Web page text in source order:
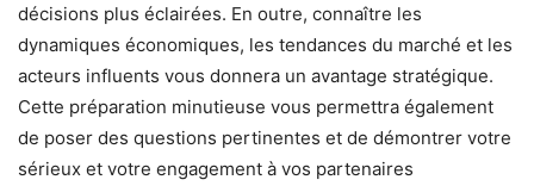
décisions plus éclairées. En outre, connaître les
dynamiques économiques, les tendances du marché et les
acteurs influents vous donnera un avantage stratégique.
Cette préparation minutieuse vous permettra également
de poser des questions pertinentes et de démontrer votre
sérieux et votre engagement à vos partenaires